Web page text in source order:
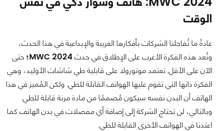
الوقت
عادةً ما تُفاجئنا الشركات بأفكارها الغريبة والإبداعية في هذا الحدث،
وتُعد هذه الفكرة الأغرب على الإطلاق في حدث MWC 2024؛ حتى
الآن على الأقل. تعتمد موتورولا على قابلية طي شاشات الأوليد، وهي
الفكرة ذاتها التي تقوم عليها الهواتف القابلة للطي. ولكن المُميز في هذا
الهاتف أن البدن نفسه سيكون مُصممًا من مادة مرنة قابلة للطي.
وبالتالي، لن تحتاج الشركة إلى إضافة أي مفصلات في بدن الهاتف كما
اعتدنا في الهواتف الأخرى القابلة للطي.